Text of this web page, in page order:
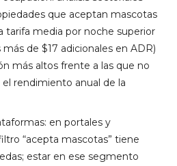
que aceptan mascotas
tarifa media por noche superior
de $17 adicionales en ADR)
más altos frente a las que no
rendimiento anual de la
en portales y
“acepta mascotas” tiene
estar en ese segmento